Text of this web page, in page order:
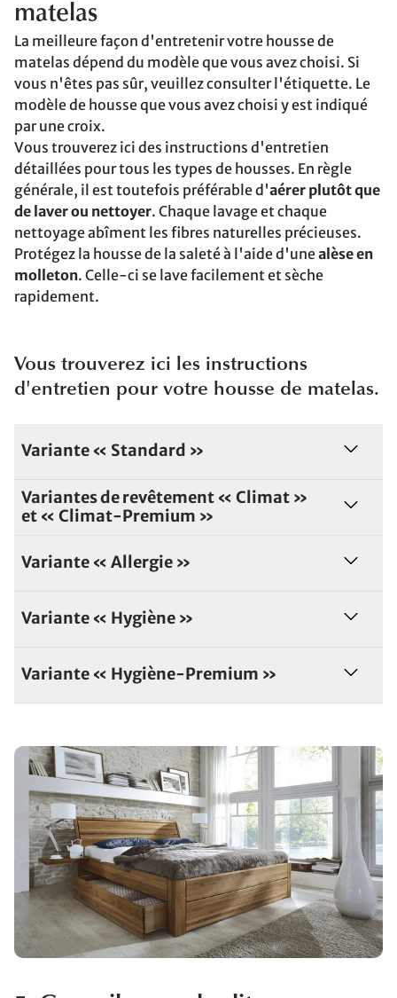
matelas
La meilleure façon d'entretenir votre housse de
matelas dépend du modèle que vous avez choisi. Si
vous n'êtes pas sûr, veuillez consulter l'étiquette. Le
modèle de housse que vous avez choisi y est indiqué
par une croix.
Vous trouverez ici des instructions d'entretien
détaillées pour tous les types de housses. En règle
générale, il est toutefois préférable d'aérer plutôt que
de laver ou nettoyer. Chaque lavage et chaque
nettoyage abîment les fibres naturelles précieuses.
Protégez la housse de la saleté à l'aide d'unealèse en
molleton. Celle-ci se lave facilement et sèche
rapidement.
Vous trouverez ici les instructions
d'entretien pour votre housse de matelas.
Variante « Standard »
Variantes de revêtement « Climat »
et « Climat-Premium »
Variante « Allergie »
Variante « Hygiène »
Variante « Hygiène-Premium »